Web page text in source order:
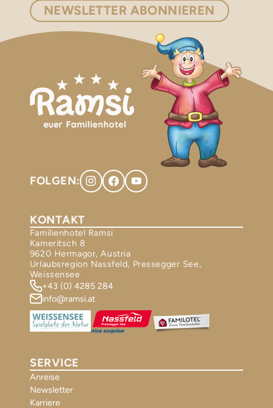
NEWSLETTER ABONNIEREN
FOLGEN:
KONTAKT
Familienhotel Ramsi
Kameritsch 8
9620 Hermagor, Austria
Urlaubsregion Nassfeld, Pressegger See,
Weissensee
+43 (0) 4285 284
info@ramsi.at
SERVICE
Anreise
Newsletter
Karriere